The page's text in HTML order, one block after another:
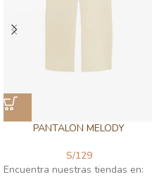
PANTALON MELODY
S/129
Encuentra nuestras tiendas en: